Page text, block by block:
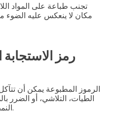
تجنب طباعة على المواد
مكان لا ينعكس عليه الضوء
رمز
الرموز المطبوعة يمكن أن
الطيات، التلاشي، أو الضرر
النمط ويؤثر على عملية الفحص.